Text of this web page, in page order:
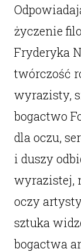
życzenie
Fryderyka
twórczość
wyrazisty,
bogactwo
dla oczu,
i duszy
wyrazistej,
oczy
sztuka
bogactwa